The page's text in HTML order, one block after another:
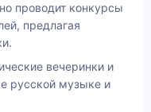
проводит конкурсы
предлагая
вечеринки и
русской музыке и